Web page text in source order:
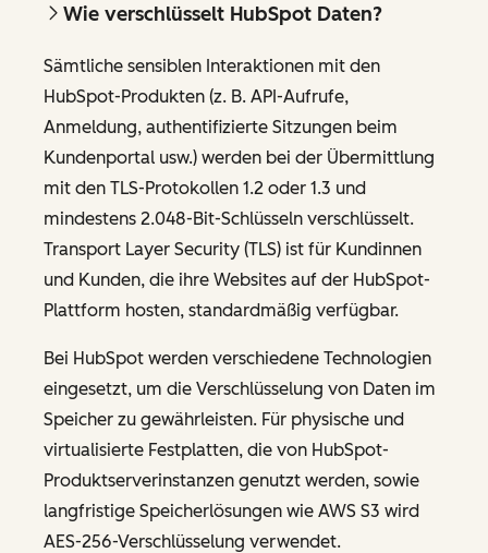
Wie verschlüsselt HubSpot Daten?
Sämtliche sensiblen Interaktionen mit den
HubSpot-Produkten (z. B. API-Aufrufe,
Anmeldung, authentifizierte Sitzungen beim
Kundenportal usw.) werden bei der Übermittlung
mit den TLS-Protokollen 1.2 oder 1.3 und
mindestens 2.048-Bit-Schlüsseln verschlüsselt.
Transport Layer Security (TLS) ist für Kundinnen
und Kunden, die ihre Websites auf der HubSpot-
Plattform hosten, standardmäßig verfügbar.
Bei HubSpot werden verschiedene Technologien
eingesetzt, um die Verschlüsselung von Daten im
Speicher zu gewährleisten. Für physische und
virtualisierte Festplatten, die von HubSpot-
Produktserverinstanzen genutzt werden, sowie
langfristige Speicherlösungen wie AWS S3 wird
AES-256-Verschlüsselung verwendet.